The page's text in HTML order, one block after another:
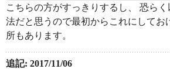
こちらの方がすっきりするし、 恐ら
法だと思うので最初からこれにしてお
所もあります。
追記: 2017/11/06